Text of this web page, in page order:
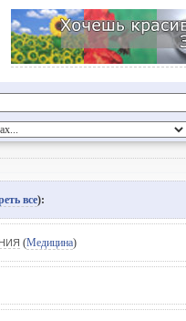
все):
(Медицина)